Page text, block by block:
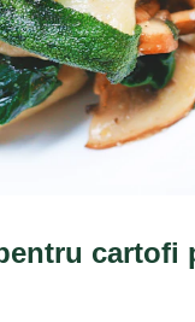
cartofi